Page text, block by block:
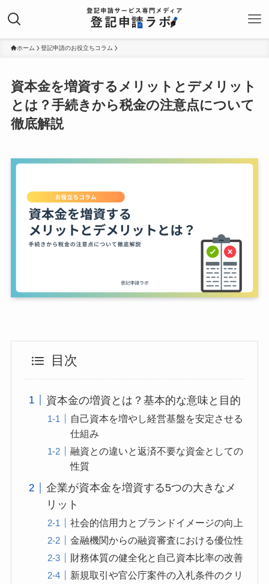
ホーム 登記申請のお役立ちコラム
資本金を増資するメリットとデメリット
とは？手続きから税金の注意点について
徹底解説
目次
資本金の増資とは？基本的な意味と目的
自己資本を増やし経営基盤を安定させる
仕組み
融資との違いと返済不要な資金としての
性質
企業が資本金を増資する5つの大きなメ
リット
社会的信用力とブランドイメージの向上
金融機関からの融資審査における優位性
財務体質の健全化と自己資本比率の改善
新規取引や官公庁案件の入札条件のクリ